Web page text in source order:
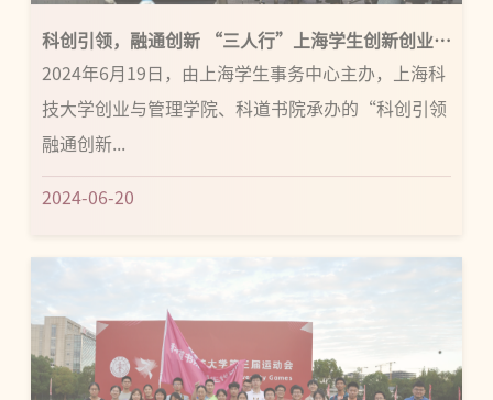
资教研活动在...
2024年6月19日，由上海学生事务中心主办，上海科
技大学创业与管理学院、科道书院承办的“科创引领
融通创新...
2024-06-20